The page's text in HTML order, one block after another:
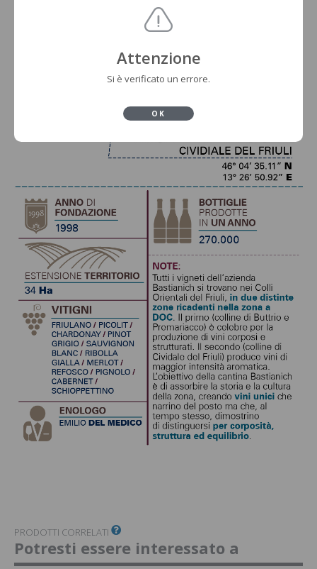
PRODOTTI CORRELATI
Potresti essere interessato a
Attenzione
Si è verificato un errore.
OK